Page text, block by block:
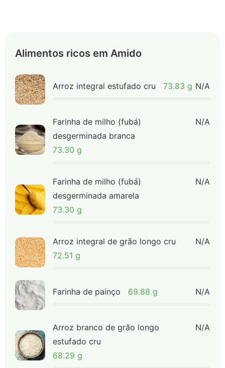
Alimentos ricos em Amido
Arroz integral estufado cru 73.83 g N/A
Farinha de milho (fubá)
desgerminada branca
73.30 g
N/A
Farinha de milho (fubá)
desgerminada amarela
73.30 g
N/A
Arroz integral de grão longo cru
72.51 g
N/A
Farinha de painço 69.88 g N/A
Arroz branco de grão longo
estufado cru
68.29 g
N/A